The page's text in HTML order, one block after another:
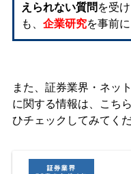
えられない質問 を受
も、 企業研究を事前
また、証券業界・ネッ
に関する情報は、こち
ひチェックしてみてく